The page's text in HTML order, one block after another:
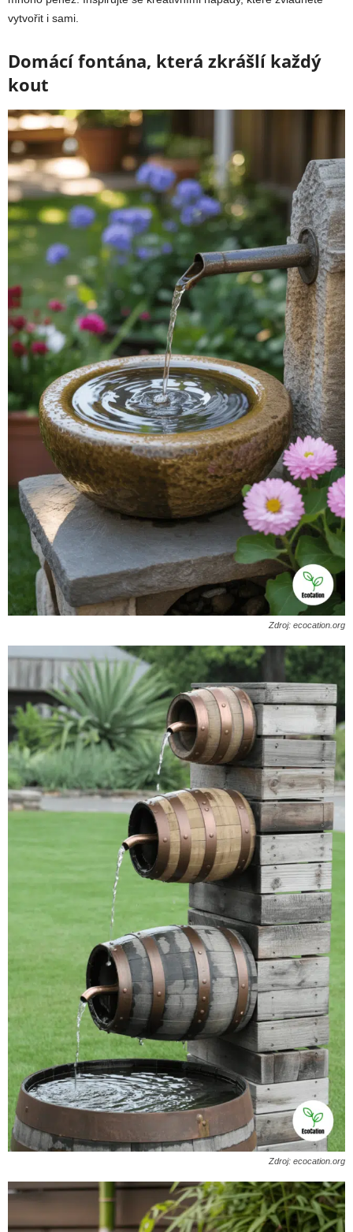
vytvořit i sami.
Domácí fontána, která zkrášlí každý
kout
Zdroj: ecocation.org
Zdroj: ecocation.org